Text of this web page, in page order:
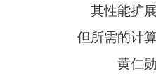
其性能扩展
但所需的计算
黄仁勋